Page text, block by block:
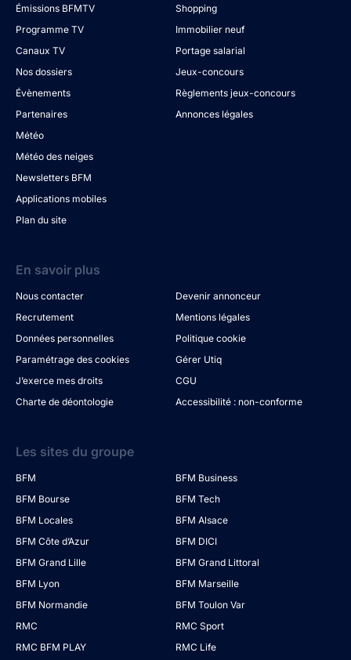
Émissions BFMTV
Programme TV
Canaux TV
Nos dossiers
Évènements
Partenaires
Météo
Météo des neiges
Newsletters BFM
Applications mobiles
Plan du site
Shopping
Immobilier neuf
Portage salarial
Jeux-concours
Règlements jeux-concours
Annonces légales
En savoir plus
Nous contacter
Devenir annonceur
Recrutement
Mentions légales
Données personnelles
Politique cookie
Paramétrage des cookies
Gérer Utiq
J’exerce mes droits
CGU
Charte de déontologie
Accessibilité : non-conforme
Les sites du groupe
BFM
BFM Business
BFM Bourse
BFM Tech
BFM Locales
BFM Alsace
BFM Côte d’Azur
BFM DICI
BFM Grand Lille
BFM Grand Littoral
BFM Lyon
BFM Marseille
BFM Normandie
BFM Toulon Var
RMC
RMC Sport
RMC BFM PLAY
RMC Life